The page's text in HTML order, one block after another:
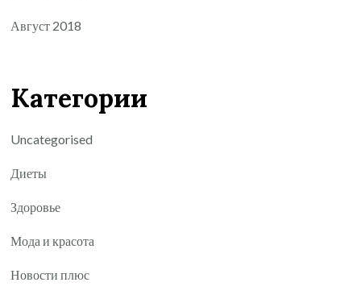
Август 2018
Категории
Uncategorised
Диеты
Здоровье
Мода и красота
Новости плюс